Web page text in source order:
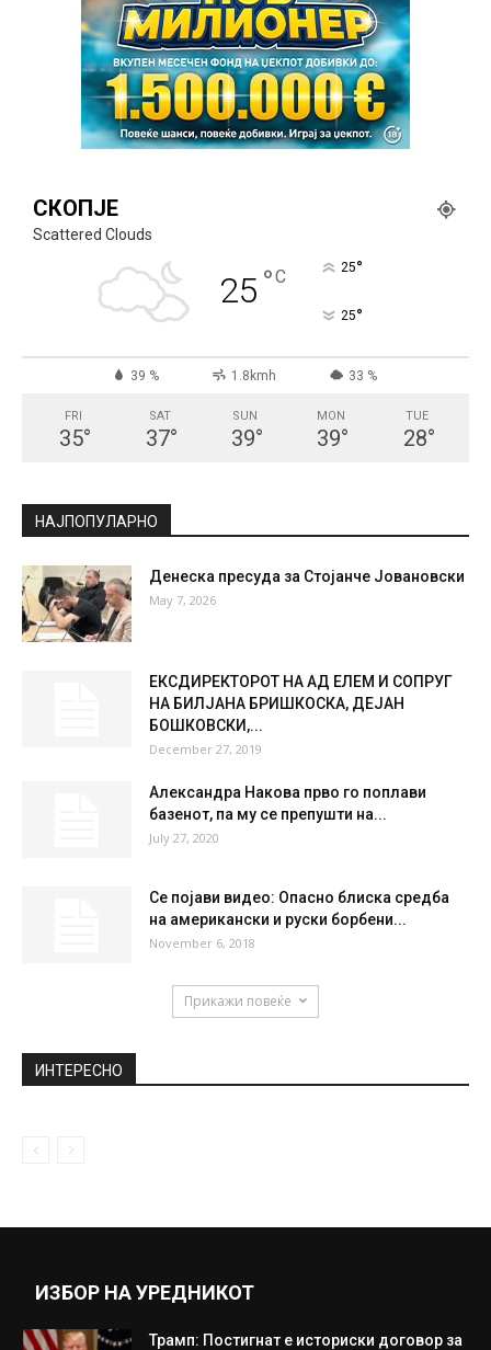
СКОПЈЕ
Scattered Clouds
25 °C 25°
25°
39 % 1.8kmh 33 %
FRI
35°
SAT
37°
SUN
39°
MON
39°
TUE
28°
НАЈПОПУЛАРНО
Денеска пресуда за Стојанче Јовановски
May 7, 2026
ЕКСДИРЕКТОРОТ НА АД ЕЛЕМ И СОПРУГ
НА БИЛЈАНА БРИШКОСКА, ДЕЈАН
БОШКОВСКИ,...
December 27, 2019
Александра Накова прво го поплави
базенот, па му се препушти на...
July 27, 2020
Се појави видео: Опасно блиска средба
на американски и руски борбени...
November 6, 2018
Прикажи повеќе
ИНТЕРЕСНО
ИЗБОР НА УРЕДНИКОТ
Трамп: Постигнат е историски договор за